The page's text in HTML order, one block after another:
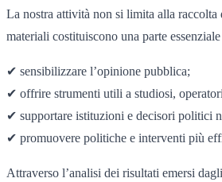
La nostra attività non si limita alla
materiali costituiscono una parte
✔ sensibilizzare l’opinione pubblica;
✔ offrire strumenti utili a studiosi,
✔ supportare istituzioni e decisori politici
✔ promuovere politiche e interventi più
Attraverso l’analisi dei risultati emersi